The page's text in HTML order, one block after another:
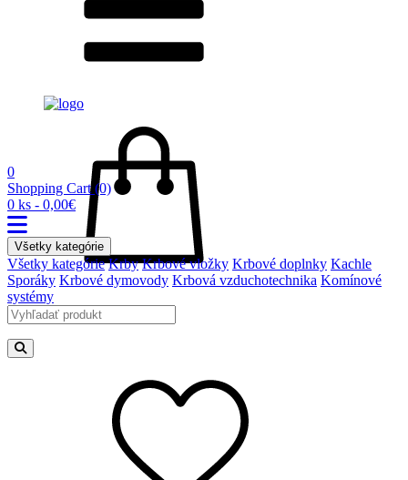
0
Shopping Cart (0)
0 ks - 0,00€
Všetky kategórie
Všetky kategórie Krby Krbové vložky Krbové doplnky Kachle
Sporáky Krbové dymovody Krbová vzduchotechnika Komínové
systémy